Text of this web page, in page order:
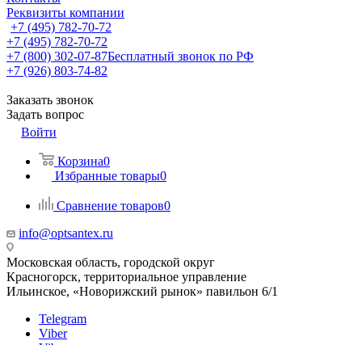
Реквизиты компании
+7 (495) 782-70-72
+7 (495) 782-70-72
+7 (800) 302-07-87Бесплатный звонок по РФ
+7 (926) 803-74-82
Заказать звонок
Задать вопрос
Войти
Корзина0
Избранные товары0
Сравнение товаров0
info@optsantex.ru
Московская область, городской округ
Красногорск, территориальное управление
Ильинское, «Новорижский рынок» павильон 6/1
Telegram
Viber